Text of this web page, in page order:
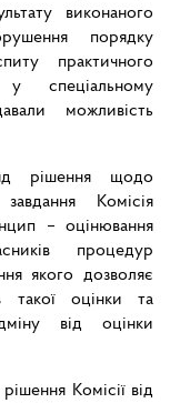
виконаного
порядку
практичного
спеціальному
можливість
рішення щодо
Комісія
– оцінювання
процедур
якого дозволяє
такої оцінки та
від оцінки
Комісії від